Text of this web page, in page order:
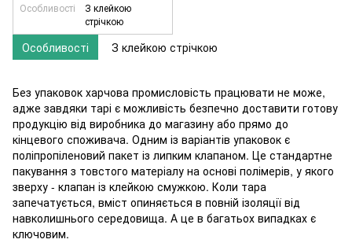
Особливості
З клейкою
стрічкою
Без упаковок харчова промисловість працювати не може,
адже завдяки тарі є можливість безпечно доставити готову
продукцію від виробника до магазину або прямо до
кінцевого споживача. Одним із варіантів упаковок є
поліпропіленовий пакет із липким клапаном. Це стандартне
пакування з товстого матеріалу на основі полімерів, у якого
зверху - клапан із клейкою смужкою. Коли тара
запечатується, вміст опиняється в повній ізоляції від
навколишнього середовища. А це в багатьох випадках є
ключовим.
Особливості З клейкою стрічкою